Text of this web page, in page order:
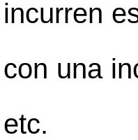
incurren
con una
etc.